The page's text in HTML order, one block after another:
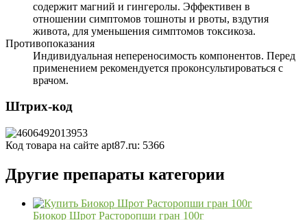
содержит магний и гингеролы. Эффективен в
отношении симптомов тошноты и рвоты, вздутия
живота, для уменьшения симптомов токсикоза.
Противопоказания
Индивидуальная непереносимость компонентов. Перед
применением рекомендуется проконсультироваться с
врачом.
Штрих-код
Код товара на сайте apt87.ru: 5366
Другие препараты категории
Биокор Шрот Расторопши гран 100г